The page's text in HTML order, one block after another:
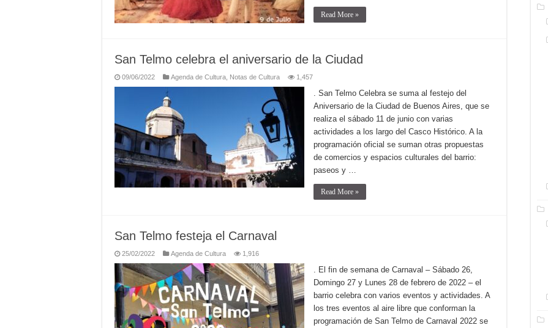
Read More »
San Telmo celebra el aniversario de la Ciudad
09/06/2022 Agenda de Cultura Notas de Cultura 1,457
. San Telmo Celebra se suma al festejo del
Aniversario de la Ciudad de Buenos Aires, que se
realiza el sábado 11 de junio con varias
actividades a los largo del Casco Histórico. A la
programación oficial se suman otras propuestas
de comercios y espacios culturales del barrio:
paseos y …
Read More »
San Telmo festeja el Carnaval
25/02/2022 Agenda de Cultura 1,916
. El fin de semana de Carnaval – Sábado 26,
Domingo 27 y Lunes 28 de febrero de 2022 – el
barrio celebra con varios eventos y actividades. A
los tres eventos al aire libre que conforman la
programación de San Telmo de Carnaval 2022 se